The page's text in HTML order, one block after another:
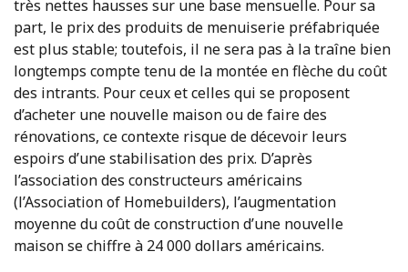
très nettes hausses sur une base mensuelle. Pour sa
part, le prix des produits de menuiserie préfabriquée
est plus stable; toutefois, il ne sera pas à la traîne bien
longtemps compte tenu de la montée en flèche du coût
des intrants. Pour ceux et celles qui se proposent
d’acheter une nouvelle maison ou de faire des
rénovations, ce contexte risque de décevoir leurs
espoirs d’une stabilisation des prix. D’après
l’association des constructeurs américains
(l’Association of Homebuilders), l’augmentation
moyenne du coût de construction d’une nouvelle
maison se chiffre à 24 000 dollars américains.